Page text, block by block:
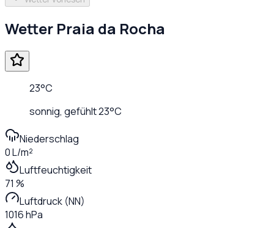
Wetter Praia da Rocha
23°C
sonnig, gefühlt23°C
Niederschlag
0 L/m²
Luftfeuchtigkeit
71 %
Luftdruck (NN)
1016 hPa